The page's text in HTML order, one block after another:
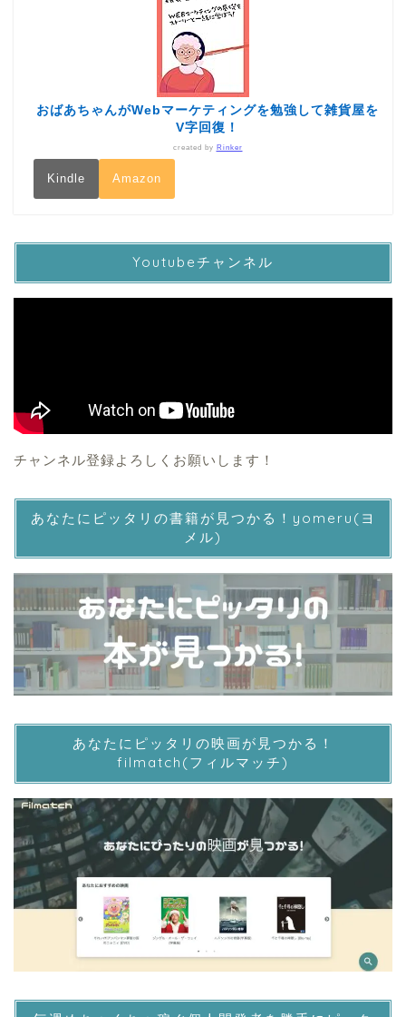
おばあちゃんがWebマーケティングを勉強して雑貨屋を
V字回復！
created by Rinker
Kindle Amazon
Youtubeチャンネル
チャンネル登録よろしくお願いします！
あなたにピッタリの書籍が見つかる！yomeru(ヨ
メル)
あなたにピッタリの映画が見つかる！
filmatch(フィルマッチ)